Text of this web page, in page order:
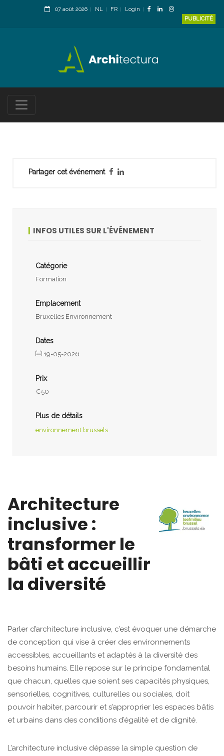
07 août 2026 NL FR
Login
PUBLICITÉ
Partager cet événement
INFOS UTILES SUR L'ÉVÉNEMENT
Catégorie
Formation
Emplacement
Bruxelles Environnement
Dates
19-05-2026
Prix
€50
Plus de détails
environnement.brussels
Architecture
inclusive :
transformer le
bâti et accueillir
la diversité
Parler d’architecture inclusive, c’est évoquer une démarche
de conception qui vise à créer des environnements
accessibles, accueillants et adaptés à la diversité des
besoins humains. Elle repose sur le principe fondamental
que chacun, quelles que soient ses capacités physiques,
sensorielles, cognitives, culturelles ou sociales, doit
pouvoir habiter, parcourir et s’approprier les espaces bâtis
et urbains dans des conditions d’égalité et de dignité.
L’architecture inclusive dépasse la simple question de